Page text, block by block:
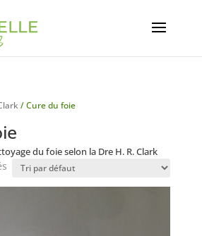
/ Cure du foie
du foie selon la Dre H. R. Clark